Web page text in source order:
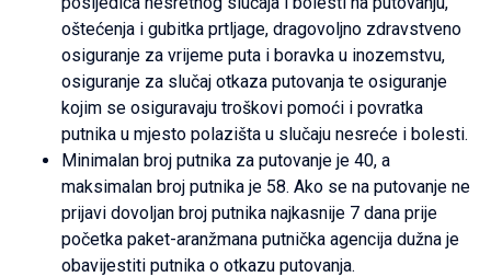
oštećenja i gubitka prtljage, dragovoljno zdravstveno
osiguranje za vrijeme puta i boravka u inozemstvu,
osiguranje za slučaj otkaza putovanja te osiguranje
kojim se osiguravaju troškovi pomoći i povratka
putnika u mjesto polazišta u slučaju nesreće i bolesti.
Minimalan broj putnika za putovanje je 40, a
maksimalan broj putnika je 58. Ako se na putovanje ne
prijavi dovoljan broj putnika najkasnije 7 dana prije
početka paket-aranžmana putnička agencija dužna je
obavijestiti putnika o otkazu putovanja.